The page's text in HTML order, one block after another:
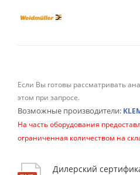
Если Вы готовы рассматривать
этом при запросе.
Возможные производители:
На часть оборудования
ограниченная количеством на
Дилерский